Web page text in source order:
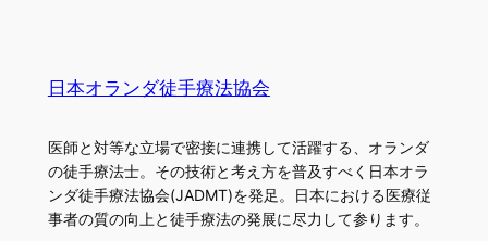
日本オランダ徒手療法協会
医師と対等な立場で密接に連携して活躍する、オランダ
の徒手療法士。その技術と考え方を普及すべく日本オラ
ンダ徒手療法協会(JADMT)を発足。日本における医療従
事者の質の向上と徒手療法の発展に尽力して参ります。